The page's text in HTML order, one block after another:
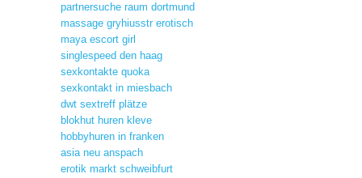
partnersuche raum dortmund
massage gryhiusstr erotisch
maya escort girl
singlespeed den haag
sexkontakte quoka
sexkontakt in miesbach
dwt sextreff plätze
blokhut huren kleve
hobbyhuren in franken
asia neu anspach
erotik markt schweibfurt